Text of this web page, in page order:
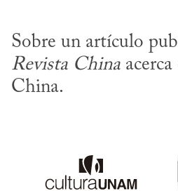
Revista China
China.